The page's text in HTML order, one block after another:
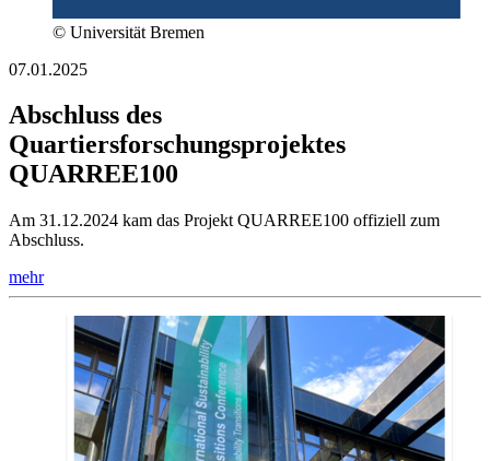
© Universität Bremen
07.01.2025
Abschluss des
Quartiersforschungsprojektes
QUARREE100
Am 31.12.2024 kam das Projekt QUARREE100 offiziell zum
Abschluss.
mehr